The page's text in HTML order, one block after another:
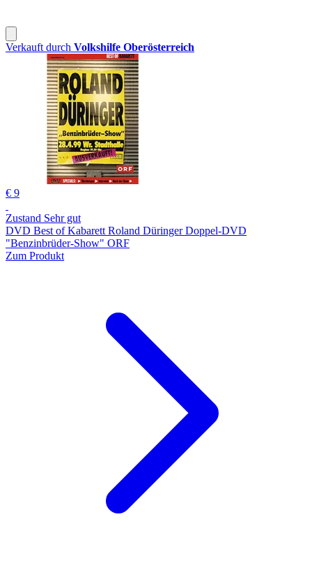
Verkauft durch Volkshilfe Oberösterreich
€ 9
Zustand Sehr gut
DVD Best of Kabarett Roland Düringer Doppel-DVD
"Benzinbrüder-Show" ORF
Zum Produkt